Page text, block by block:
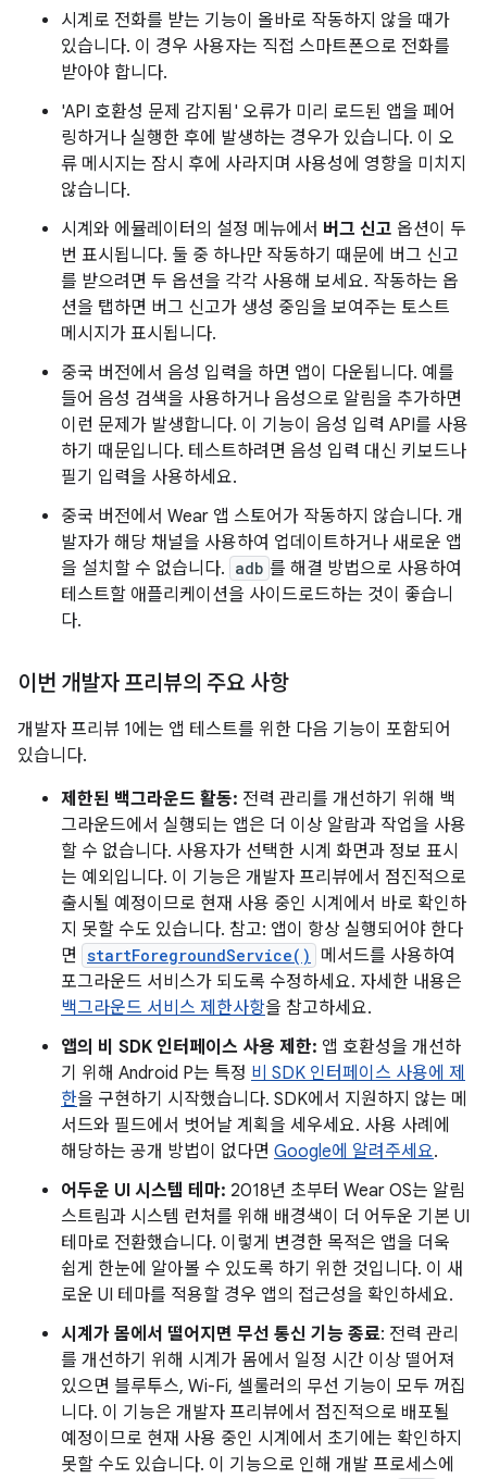
시계로 전화를 받는 기능이 올바로 작동하지 않을 때가
있습니다. 이 경우 사용자는 직접 스마트폰으로 전화를
받아야 합니다.
'API 호환성 문제 감지됨' 오류가 미리 로드된 앱을 페어
링하거나 실행한 후에 발생하는 경우가 있습니다. 이 오
류 메시지는 잠시 후에 사라지며 사용성에 영향을 미치지
않습니다.
시계와 에뮬레이터의 설정 메뉴에서 버그 신고 옵션이 두
번 표시됩니다. 둘 중 하나만 작동하기 때문에 버그 신고
를 받으려면 두 옵션을 각각 사용해 보세요. 작동하는 옵
션을 탭하면 버그 신고가 생성 중임을 보여주는 토스트
메시지가 표시됩니다.
중국 버전에서 음성 입력을 하면 앱이 다운됩니다. 예를
들어 음성 검색을 사용하거나 음성으로 알림을 추가하면
이런 문제가 발생합니다. 이 기능이 음성 입력 API를 사용
하기 때문입니다. 테스트하려면 음성 입력 대신 키보드나
필기 입력을 사용하세요.
중국 버전에서 Wear 앱 스토어가 작동하지 않습니다. 개
발자가 해당 채널을 사용하여 업데이트하거나 새로운 앱
을 설치할 수 없습니다. adb 를 해결 방법으로 사용하여
테스트할 애플리케이션을 사이드로드하는 것이 좋습니
다.
이번 개발자 프리뷰의 주요 사항
개발자 프리뷰 1에는 앱 테스트를 위한 다음 기능이 포함되어
있습니다.
제한된 백그라운드 활동: 전력 관리를 개선하기 위해 백
그라운드에서 실행되는 앱은 더 이상 알람과 작업을 사용
할 수 없습니다. 사용자가 선택한 시계 화면과 정보 표시
는 예외입니다. 이 기능은 개발자 프리뷰에서 점진적으로
출시될 예정이므로 현재 사용 중인 시계에서 바로 확인하
지 못할 수도 있습니다. 참고: 앱이 항상 실행되어야 한다
면 startForegroundService()
메서드를 사용하여
포그라운드 서비스가 되도록 수정하세요. 자세한 내용은
백그라운드 서비스 제한사항을 참고하세요.
앱의 비 SDK 인터페이스 사용 제한: 앱 호환성을 개선하
기 위해 Android P는 특정 비 SDK 인터페이스 사용에 제
한을 구현하기 시작했습니다. SDK에서 지원하지 않는 메
서드와 필드에서 벗어날 계획을 세우세요. 사용 사례에
해당하는 공개 방법이 없다면 Google에 알려주세요.
어두운 UI 시스템 테마: 2018년 초부터 Wear OS는 알림
스트림과 시스템 런처를 위해 배경색이 더 어두운 기본 UI
테마로 전환했습니다. 이렇게 변경한 목적은 앱을 더욱
쉽게 한눈에 알아볼 수 있도록 하기 위한 것입니다. 이 새
로운 UI 테마를 적용할 경우 앱의 접근성을 확인하세요.
시계가 몸에서 떨어지면 무선 통신 기능 종료: 전력 관리
를 개선하기 위해 시계가 몸에서 일정 시간 이상 떨어져
있으면 블루투스, Wi-Fi, 셀룰러의 무선 기능이 모두 꺼집
니다. 이 기능은 개발자 프리뷰에서 점진적으로 배포될
예정이므로 현재 사용 중인 시계에서 초기에는 확인하지
못할 수도 있습니다. 이 기능으로 인해 개발 프로세스에